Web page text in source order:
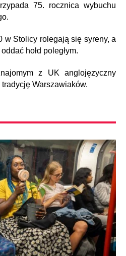
75. rocznica wybuchu
w Stolicy rolegają się syreny, a
hołd poległym.
z UK anglojęzyczny
Warszawiaków.